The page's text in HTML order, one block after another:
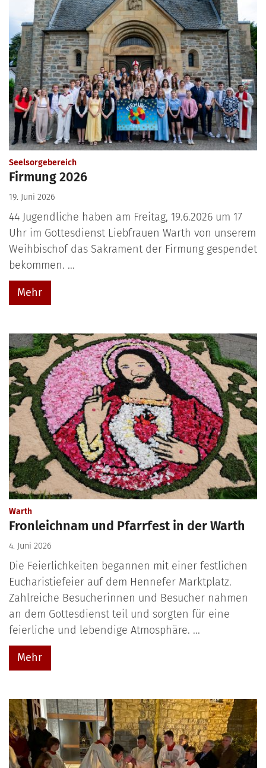
Seelsorgebereich:
Firmung 2026
19. Juni 2026
44 Jugendliche haben am Freitag, 19.6.2026 um 17
Uhr im Gottesdienst Liebfrauen Warth von unserem
Weihbischof das Sakrament der Firmung gespendet
bekommen. ...
Mehr
Warth:
Fronleichnam und Pfarrfest in der Warth
4. Juni 2026
Die Feierlichkeiten begannen mit einer festlichen
Eucharistiefeier auf dem Hennefer Marktplatz.
Zahlreiche Besucherinnen und Besucher nahmen
an dem Gottesdienst teil und sorgten für eine
feierliche und lebendige Atmosphäre. ...
Mehr